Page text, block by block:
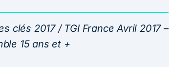
clés 2017 / TGI France Avril 2017 –
15 ans et +